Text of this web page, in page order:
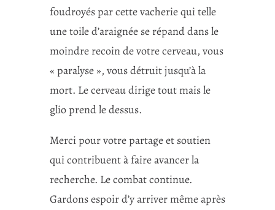
foudroyés par cette vacherie qui telle
une toile d’araignée se répand dans le
moindre recoin de votre cerveau, vous
« paralyse », vous détruit jusqu’à la
mort. Le cerveau dirige tout mais le
glio prend le dessus.
Merci pour votre partage et soutien
qui contribuent à faire avancer la
recherche. Le combat continue.
Gardons espoir d’y arriver même après